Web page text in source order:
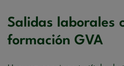
Salidas laborales
formación GVA